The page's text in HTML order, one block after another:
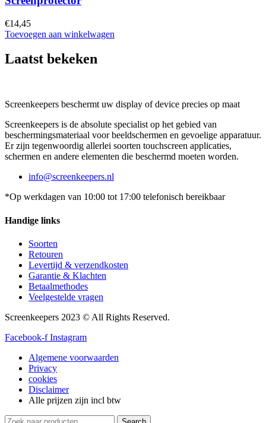
€14,45
Toevoegen aan winkelwagen
Laatst bekeken
Screenkeepers beschermt uw display of device precies op maat
Screenkeepers is de absolute specialist op het gebied van
beschermingsmateriaal voor beeldschermen en gevoelige apparatuur.
Er zijn tegenwoordig allerlei soorten touchscreen applicaties,
schermen en andere elementen die beschermd moeten worden.
info@screenkeepers.nl
*Op werkdagen van 10:00 tot 17:00 telefonisch bereikbaar
Handige links
Soorten
Retouren
Levertijd & verzendkosten
Garantie & Klachten
Betaalmethodes
Veelgestelde vragen
Screenkeepers 2023 © All Rights Reserved.
Facebook-f Instagram
Algemene voorwaarden
Privacy
cookies
Disclaimer
Alle prijzen zijn incl btw